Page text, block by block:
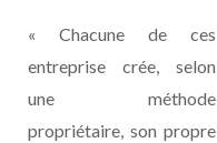
« Chacune de ces
entreprise crée, selon
une méthode
propriétaire, son propre